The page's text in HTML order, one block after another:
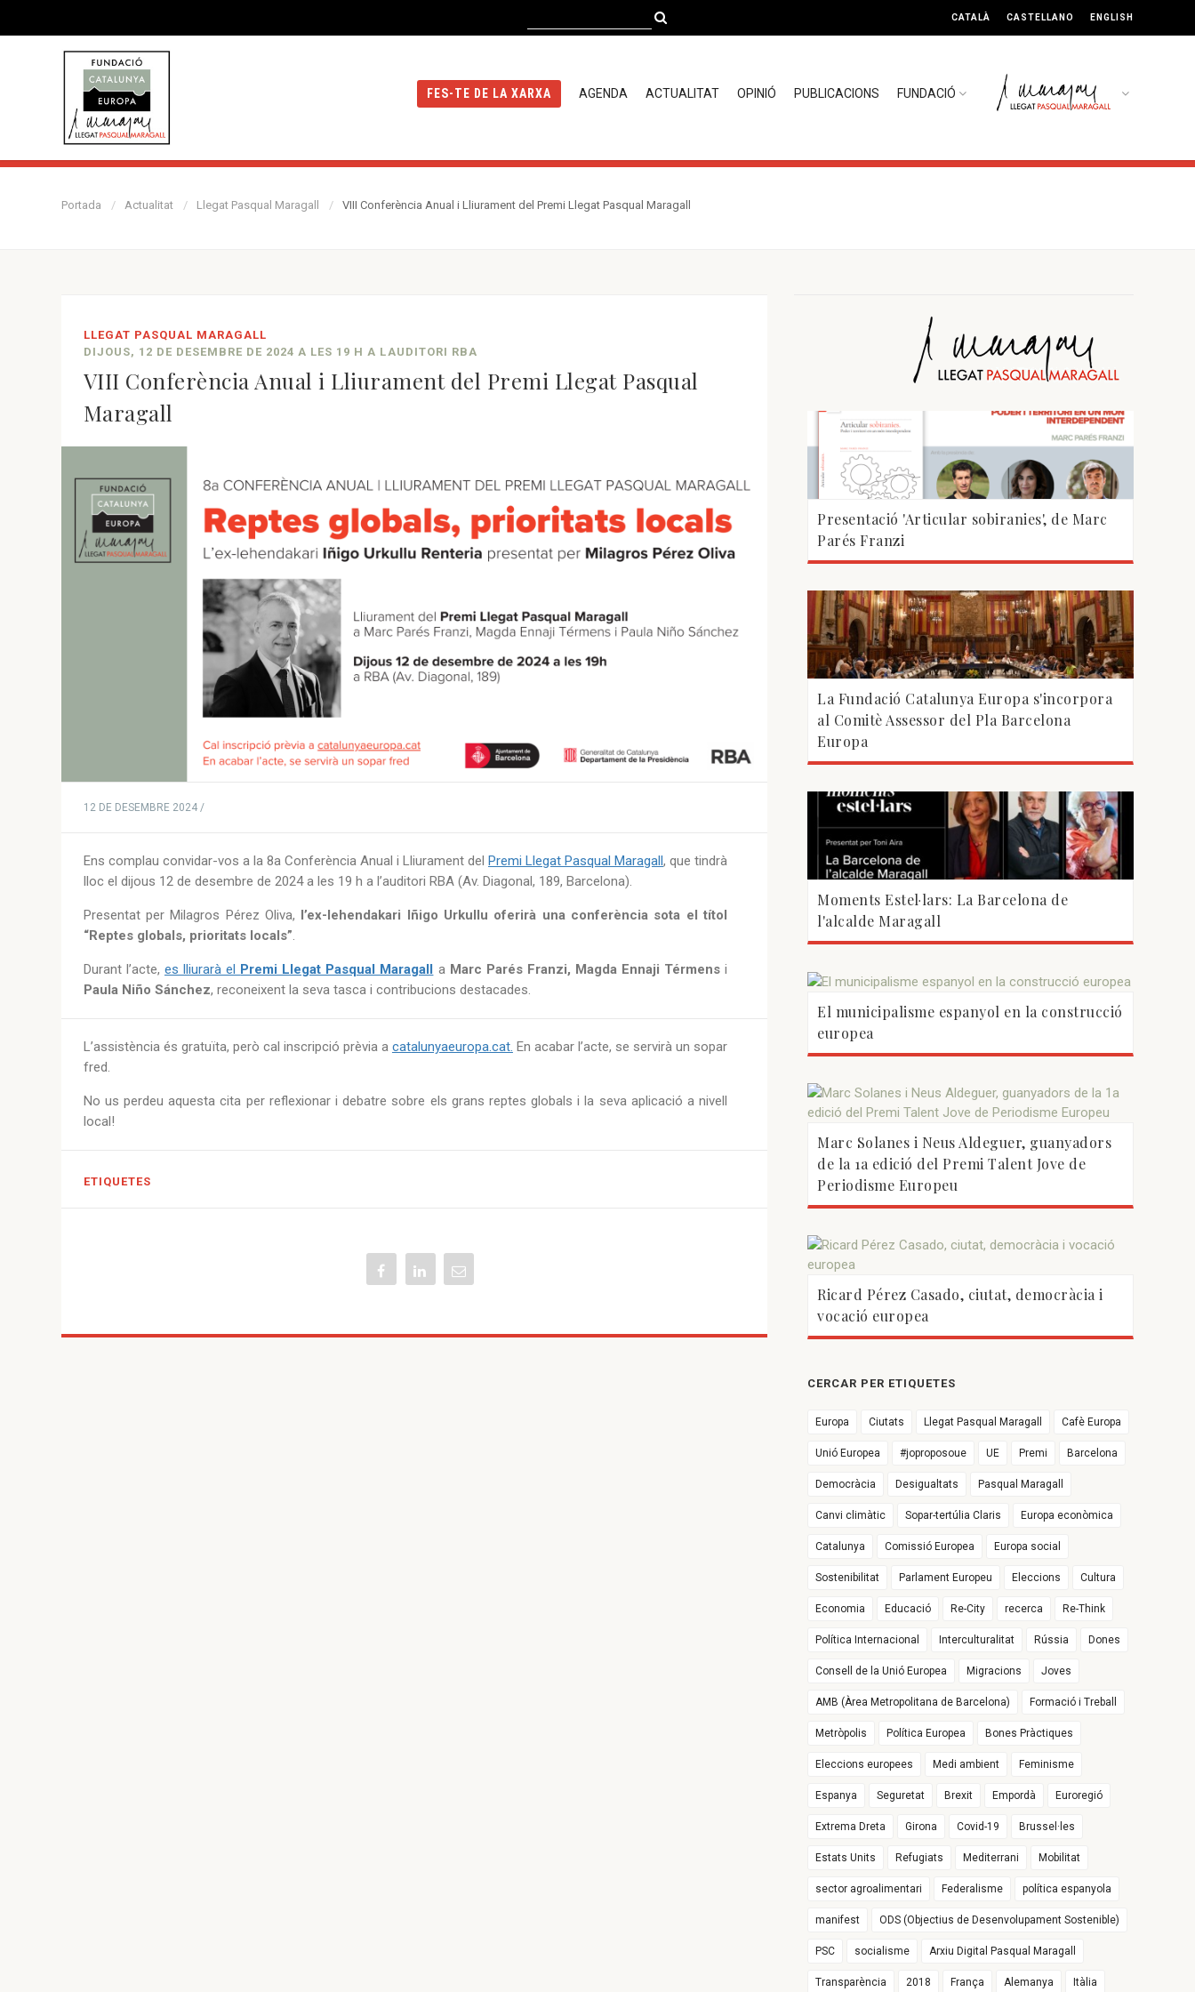
CATALÀ CASTELLANO ENGLISH
FES-TE DE LA XARXA AGENDA ACTUALITAT OPINIÓ PUBLICACIONS FUNDACIÓ
Portada Actualitat Llegat Pasqual Maragall VIII Conferència Anual i Lliurament del Premi Llegat Pasqual Maragall
LLEGAT PASQUAL MARAGALL
DIJOUS, 12 DE DESEMBRE DE 2024 A LES 19 H A LAUDITORI RBA
VIII Conferència Anual i Lliurament del Premi Llegat Pasqual
Maragall
12 DE DESEMBRE 2024 /
Ens complau convidar-vos a la 8a Conferència Anual i Lliurament del Premi Llegat Pasqual Maragall, que tindrà
lloc el dijous 12 de desembre de 2024 a les 19 h a l’auditori RBA (Av. Diagonal, 189, Barcelona).
Presentat per Milagros Pérez Oliva, l’ex-lehendakari Iñigo Urkullu oferirà una conferència sota el títol
“Reptes globals, prioritats locals”.
Durant l’acte, es lliurarà el Premi Llegat Pasqual Maragall a Marc Parés Franzi, Magda Ennaji Térmens i
Paula Niño Sánchez, reconeixent la seva tasca i contribucions destacades.
L’assistència és gratuïta, però cal inscripció prèvia a catalunyaeuropa.cat. En acabar l’acte, se servirà un sopar
fred.
No us perdeu aquesta cita per reflexionar i debatre sobre els grans reptes globals i la seva aplicació a nivell
local!
ETIQUETES
Presentació 'Articular sobiranies', de Marc
Parés Franzi
La Fundació Catalunya Europa s'incorpora
al Comitè Assessor del Pla Barcelona
Europa
Moments Estel·lars: La Barcelona de
l'alcalde Maragall
El municipalisme espanyol en la construcció
europea
Marc Solanes i Neus Aldeguer, guanyadors
de la 1a edició del Premi Talent Jove de
Periodisme Europeu
Ricard Pérez Casado, ciutat, democràcia i
vocació europea
CERCAR PER ETIQUETES
Europa Ciutats Llegat Pasqual Maragall Cafè Europa
Unió Europea #joproposoue UE Premi Barcelona
Democràcia Desigualtats Pasqual Maragall
Canvi climàtic Sopar-tertúlia Claris Europa econòmica
Catalunya Comissió Europea Europa social
Sostenibilitat Parlament Europeu Eleccions Cultura
Economia Educació Re-City recerca Re-Think
Política Internacional Interculturalitat Rússia Dones
Consell de la Unió Europea Migracions Joves
AMB (Àrea Metropolitana de Barcelona) Formació i Treball
Metròpolis Política Europea Bones Pràctiques
Eleccions europees Medi ambient Feminisme
Espanya Seguretat Brexit Empordà Euroregió
Extrema Dreta Girona Covid-19 Brussel·les
Estats Units Refugiats Mediterrani Mobilitat
sector agroalimentari Federalisme política espanyola
manifest ODS (Objectius de Desenvolupament Sostenible)
PSC socialisme Arxiu Digital Pasqual Maragall
Transparència 2018 França Alemanya Itàlia